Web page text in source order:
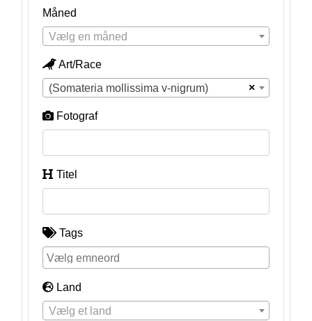
Måned
Vælg en måned
Art/Race
×
(Somateria mollissima v-nigrum)
Fotograf
Titel
Tags
Land
Vælg et land